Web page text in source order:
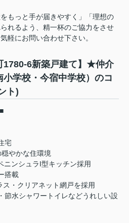
もっと手が届きやすく」「理想の
れるよう、精一杯のご協力をさせ
軽にお問い合わせ下さい。
1780-6新築戸建て】★仲介
学校・今宿中学校）のコ
ト)
宅
やかな住環境
ンシュラI型キッチン採用
搭載
・クリアネット網戸を採用
水シャワートイレなどうれしい設